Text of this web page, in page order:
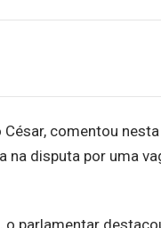
comentou
disputa por uma